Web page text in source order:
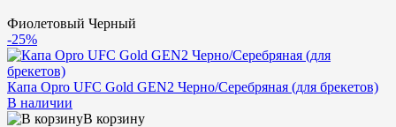
Фиолетовый Черный
-25%
Капа Opro UFC Gold GEN2 Черно/Серебряная (для брекетов)
В наличии
В корзину